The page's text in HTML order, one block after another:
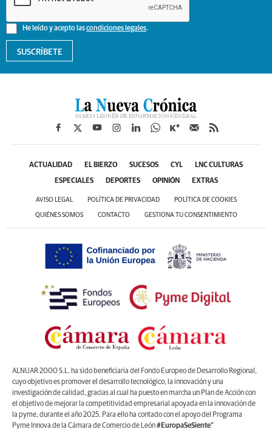
He leído y acepto lascondiciones legales.
SUSCRÍBETE
ACTUALIDAD EL BIERZO SUCESOS CYL LNC CULTURAS
ESPECIALES DEPORTES OPINIÓN EXTRAS
AVISO LEGAL POLÍTICA DE PRIVACIDAD POLÍTICA DE COOKIES
QUIÉNES SOMOS CONTACTO GESTIONA TU CONSENTIMIENTO
ALNUAR 2000 S.L. ha sido beneficiaria del Fondo Europeo de Desarrollo Regional,
cuyo objetivo es promover el desarrollo tecnológico, la innovación y una
investigación de calidad, gracias al cual ha puesto en marcha un Plan de Acción con
el objetivo de mejorar la competitividad empresarial apoyada en la innovación de
la pyme, durante el año 2025. Para ello ha contado con el apoyo del Programa
Pyme Innova de la Cámara de Comercio de León#EuropaSeSiente”